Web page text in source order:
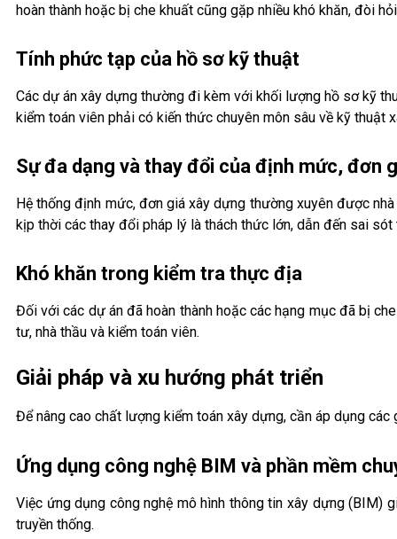
hoàn thành hoặc bị che khuất cũng gặp nhiều khó khăn, đòi
Tính phức tạp của hồ sơ kỹ thuật
Các dự án xây dựng thường đi kèm với khối lượng hồ sơ kỹ
kiểm toán viên phải có kiến thức chuyên môn sâu về kỹ thuật
Sự đa dạng và thay đổi của định mức, đơn
Hệ thống định mức, đơn giá xây dựng thường xuyên được
kịp thời các thay đổi pháp lý là thách thức lớn, dẫn đến sai
Khó khăn trong kiểm tra thực địa
Đối với các dự án đã hoàn thành hoặc các hạng mục đã bị
tư, nhà thầu và kiểm toán viên.
Giải pháp và xu hướng phát triển
Để nâng cao chất lượng kiểm toán xây dựng, cần áp dụng các
Ứng dụng công nghệ BIM và phần mềm
Việc ứng dụng công nghệ mô hình thông tin xây dựng (BIM)
truyền thống.